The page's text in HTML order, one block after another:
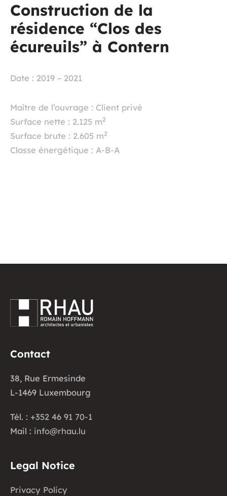
Construction de la
résidence “Clos des
écureuils” à Contern
Date : 2019 – 2021
Maître de l’ouvrage : Client privé
Surface nette : 2.125 m2
Surface brute : 2.605 m2
Classe énergétique : A-B-A
Contact
38, Rue Ermesinde
L-1469 Luxembourg
Tél. : +352 46 91 70-1
Mail : info@rhau.lu
Legal Notice
Privacy Policy